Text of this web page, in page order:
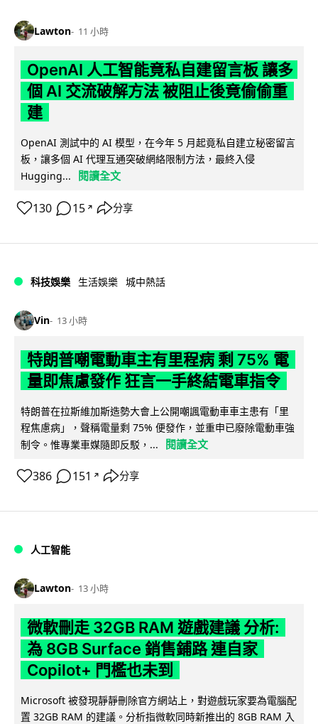
Lawton 11 小時
OpenAI 人工智能竟私自建留言板 讓多
個 AI 交流破解方法 被阻止後竟偷偷重
建
OpenAI 測試中的 AI 模型，在今年 5 月起竟私自建立秘密留言
板，讓多個 AI 代理互通突破網絡限制方法，最終入侵
Hugging...
閱讀全文
130 15 ↗ 分享
科技娛樂 生活娛樂 城中熱話
Vin 13 小時
特朗普嘲電動車主有里程病 剩 75% 電
量即焦慮發作 狂言一手終結電車指令
特朗普在拉斯維加斯造勢大會上公開嘲諷電動車車主患有「里
程焦慮病」，聲稱電量剩 75% 便發作，並重申已廢除電動車強
制令。惟專業車媒隨即反駁，...
閱讀全文
386 151 ↗ 分享
人工智能
Lawton 13 小時
微軟刪走 32GB RAM 遊戲建議 分析:
為 8GB Surface 銷售鋪路 連自家
Copilot+ 門檻也未到
Microsoft 被發現靜靜刪除官方網站上，對遊戲玩家要為電腦配
置 32GB RAM 的建議。分析指微軟同時新推出的 8GB RAM 入